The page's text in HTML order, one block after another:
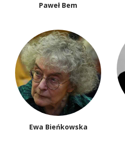
Paweł Bem
Ewa Bieńkowska